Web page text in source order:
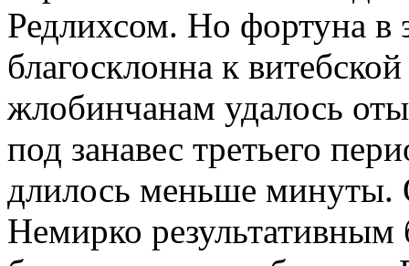
Редлихсом. Но фортуна в
благосклонна к
жлобинчанам удалось
под занавес третьего
длилось меньше минуты.
Немирко